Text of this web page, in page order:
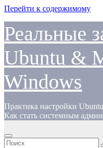
Перейти к содержимому
Реальные
Ubuntu &
Windows
Практика настройки
Как стать системным